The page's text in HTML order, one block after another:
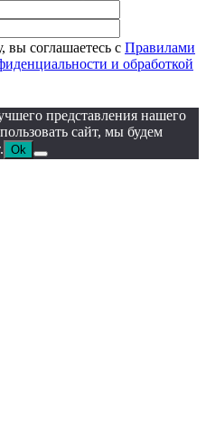
вы соглашаетесь с Правилами
и обработкой
представления нашего
сайт, мы будем
Ok